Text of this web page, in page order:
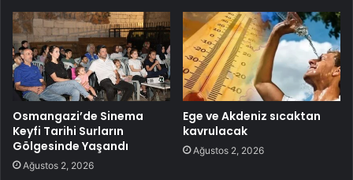
Osmangazi’de Sinema
Keyfi Tarihi Surların
Gölgesinde Yaşandı
Ağustos 2, 2026
Ege ve Akdeniz sıcaktan
kavrulacak
Ağustos 2, 2026